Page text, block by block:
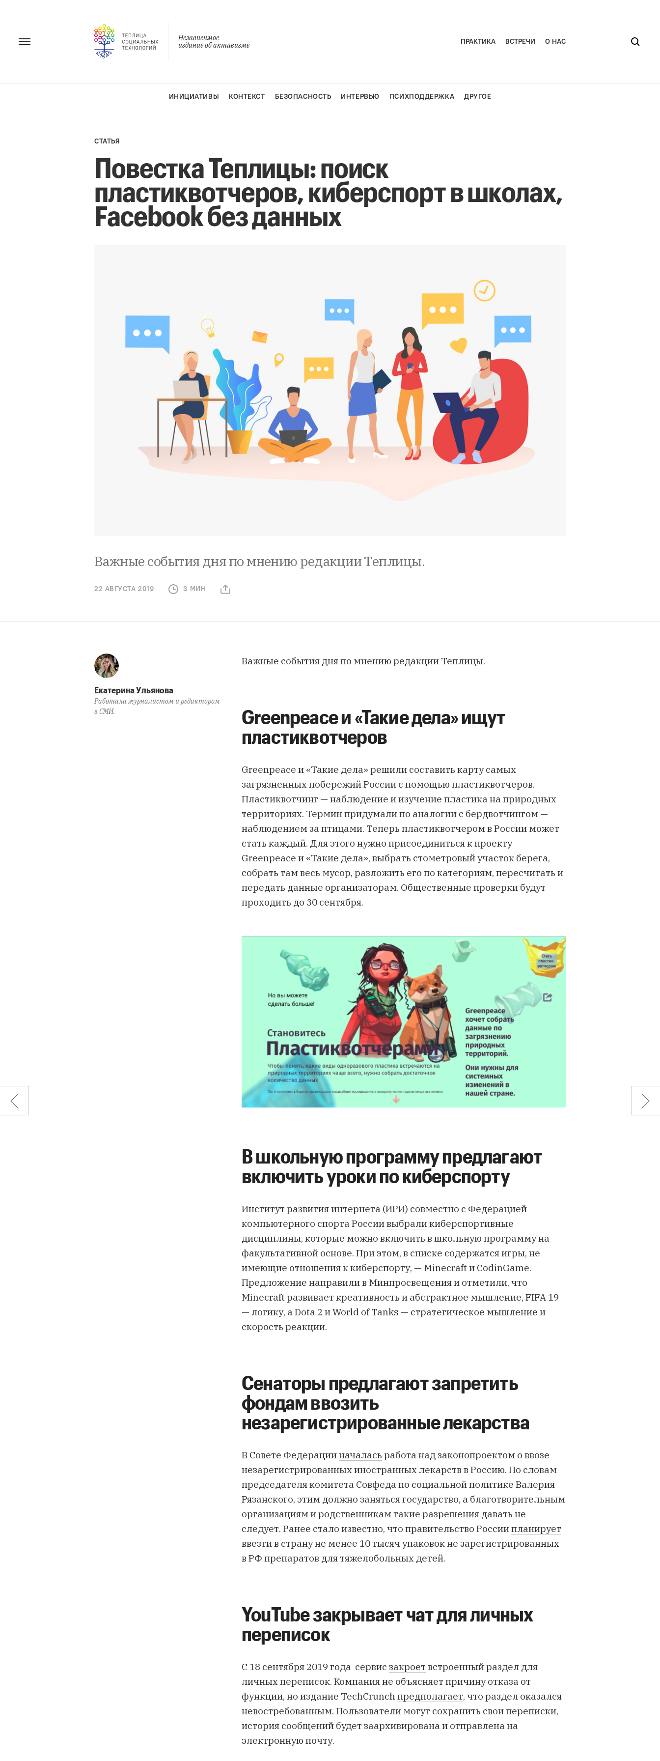
Независимое
издание об активизме
ПРАКТИКА ВСТРЕЧИ О НАС
ИНИЦИАТИВЫ КОНТЕКСТ БЕЗОПАСНОСТЬ ИНТЕРВЬЮ ПСИХПОДДЕРЖКА ДРУГОЕ
СТАТЬЯ
Повестка Теплицы: поиск
пластиквотчеров, киберспорт в школах,
Facebook без данных
Важные события дня по мнению редакции Теплицы.
22 АВГУСТА 2019 3 МИН
Екатерина Ульянова
Работала журналистом и редактором
в СМИ.
Важные события дня по мнению редакции Теплицы.
Greenpeace и «Такие дела» ищут
пластиквотчеров
Greenpeace и «Такие дела» решили составить карту самых
загрязненных побережий России с помощью пластиквотчеров.
Пластиквотчинг — наблюдение и изучение пластика на природных
территориях. Термин придумали по аналогии с бердвотчингом —
наблюдением за птицами. Теперь пластиквотчером в России может
стать каждый. Для этого нужно присоединиться к проекту
Greenpeace и «Такие дела», выбрать стометровый участок берега,
собрать там весь мусор, разложить его по категориям, пересчитать и
передать данные организаторам. Общественные проверки будут
проходить до 30 сентября.
В школьную программу предлагают
включить уроки по киберспорту
Институт развития интернета (ИРИ) совместно с Федерацией
компьютерного спорта Россиивыбраликиберспортивные
дисциплины, которые можно включить в школьную программу на
факультативной основе. При этом, в списке содержатся игры, не
имеющие отношения к киберспорту, — Minecraft и CodinGame.
Предложение направили в Минпросвещения и отметили, что
Minecraft развивает креативность и абстрактное мышление, FIFA 19
— логику, а Dota 2 и World of Tanks — стратегическое мышление и
скорость реакции.
Сенаторы предлагают запретить
фондам ввозить
незарегистрированные лекарства
В Совете Федерацииначалась работа над законопроектом о ввозе
незарегистрированных иностранных лекарств в Россию. По словам
председателя комитета Совфеда по социальной политике Валерия
Рязанского, этим должно заняться государство, а благотворительным
организациям и родственникам такие разрешения давать не
следует. Ранее стало известно, что правительство Россиипланирует
ввезти в страну не менее 10 тысяч упаковок не зарегистрированных
в РФ препаратов для тяжелобольных детей.
YouTube закрывает чат для личных
переписок
С 18 сентября 2019 года сервис закроет встроенный раздел для
личных переписок. Компания не объясняет причину отказа от
функции, но издание TechCrunch предполагает, что раздел оказался
невостребованным. Пользователи могут сохранить свои переписки,
история сообщений будет заархивирована и отправлена на
электронную почту.